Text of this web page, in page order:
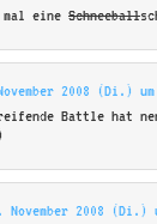
mal eine Schneeball
2008 (Di.)
Battle hat
November 2008 (Di.)